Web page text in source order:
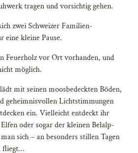
tragen und vorsichtig gehen.
zwei Schweizer Familien-
eine kleine Pause.
Feuerholz vor Ort vorhanden, und
möglich.
mit seinen moosbedeckten Böden,
geheimnisvollen Lichtstimmungen
ein. Vielleicht entdeckt ihr
oder sogar der kleinen Belalp-
sich – an besonders stillen Tagen
fliegt…